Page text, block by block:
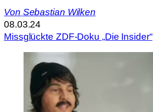
Von Sebastian Wilken
08.03.24
Missglückte ZDF-Doku „Die Insider“